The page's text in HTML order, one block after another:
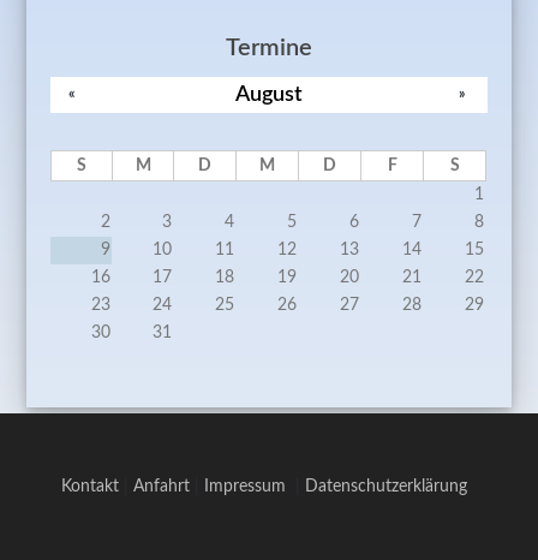
Termine
August
« »
S M D M D F
S
1
2
3 4 5 6 7
8
9
10 11 12 13 14
15
16
17 18 19 20 21
22
23
24 25 26 27 28
29
30
31
Kontakt Anfahrt Impressum Datenschutzerklärung